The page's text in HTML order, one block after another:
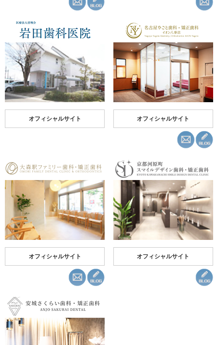
オフィシャルサイト オフィシャルサイト
オフィシャルサイト オフィシャルサイト